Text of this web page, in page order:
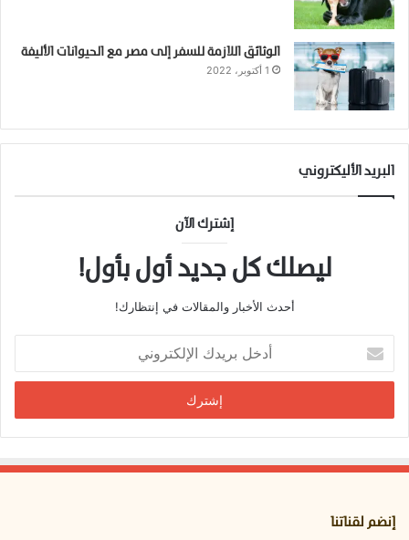
الوثائق اللازمة للسفر إلى مصر مع الحيوانات الأليفة
1 أكتوبر، 2022
البريد الأليكتروني
إشترك الآن
ليصلك كل جديد أول بأول!
أحدث الأخبار والمقالات في إنتظارك!
بريدك
الإلكتروني
إنضم لقناتنا